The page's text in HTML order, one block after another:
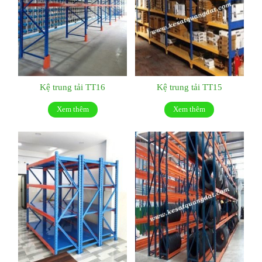
Kệ trung tải TT16
Xem thêm
Kệ trung tải TT15
Xem thêm